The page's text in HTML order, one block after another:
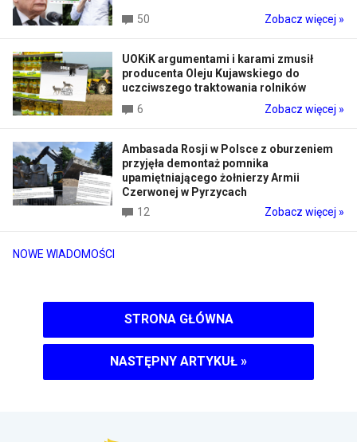
NOWE WIADOMOŚCI
50 Zobacz więcej »
UOKiK argumentami i karami zmusił
producenta Oleju Kujawskiego do
uczciwszego traktowania rolników
6
Zobacz więcej »
Ambasada Rosji w Polsce z oburzeniem
przyjęła demontaż pomnika
upamiętniającego żołnierzy Armii
Czerwonej w Pyrzycach
12
Zobacz więcej »
STRONA GŁÓWNA
NASTĘPNY ARTYKUŁ »